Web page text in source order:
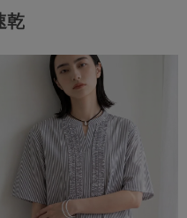
乾